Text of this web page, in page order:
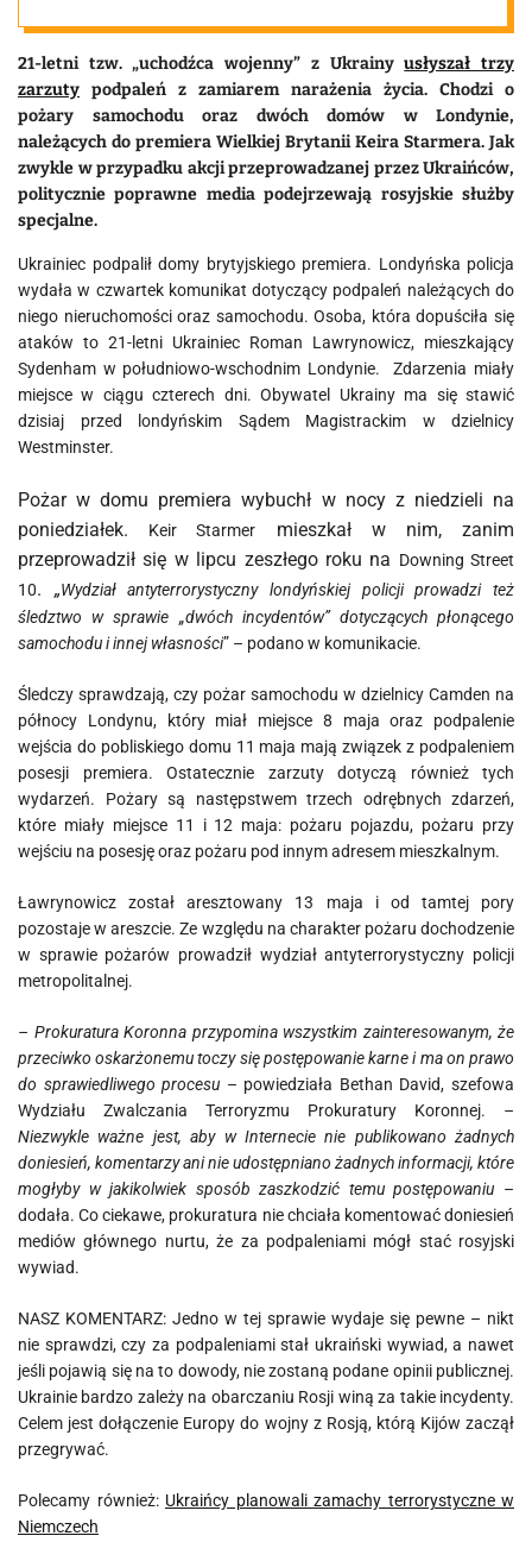
21-letni tzw. „uchodźca wojenny” z Ukrainyusłyszał trzy
zarzuty podpaleń z zamiarem narażenia życia. Chodzi o
pożary samochodu oraz dwóch domów w Londynie,
należących do premiera Wielkiej Brytanii Keira Starmera. Jak
zwykle w przypadku akcji przeprowadzanej przez Ukraińców,
politycznie poprawne media podejrzewają rosyjskie służby
specjalne.
Ukrainiec podpalił domy brytyjskiego premiera. Londyńska policja
wydała w czwartek komunikat dotyczący podpaleń należących do
niego nieruchomości oraz samochodu. Osoba, która dopuściła się
ataków to 21-letni Ukrainiec Roman Lawrynowicz, mieszkający
Sydenham w południowo-wschodnim Londynie. Zdarzenia miały
miejsce w ciągu czterech dni. Obywatel Ukrainy ma się stawić
dzisiaj przed londyńskim Sądem Magistrackim w dzielnicy
Westminster.
Pożar w domu premiera wybuchł w nocy z niedzieli na
poniedziałek.
Keir Starmer
mieszkał w nim, zanim
przeprowadził się w lipcu zeszłego roku na Downing Street
10. „Wydział antyterrorystyczny londyńskiej policji prowadzi też
śledztwo w sprawie „dwóch incydentów” dotyczących płonącego
samochodu i innej własności” – podano w komunikacie.
Śledczy sprawdzają, czy pożar samochodu w dzielnicy Camden na
północy Londynu, który miał miejsce 8 maja oraz podpalenie
wejścia do pobliskiego domu 11 maja mają związek z podpaleniem
posesji premiera. Ostatecznie zarzuty dotyczą również tych
wydarzeń. Pożary są następstwem trzech odrębnych zdarzeń,
które miały miejsce 11 i 12 maja: pożaru pojazdu, pożaru przy
wejściu na posesję oraz pożaru pod innym adresem mieszkalnym.
Ławrynowicz został aresztowany 13 maja i od tamtej pory
pozostaje w areszcie. Ze względu na charakter pożaru dochodzenie
w sprawie pożarów prowadził wydział antyterrorystyczny policji
metropolitalnej.
– Prokuratura Koronna przypomina wszystkim zainteresowanym, że
przeciwko oskarżonemu toczy się postępowanie karne i ma on prawo
do sprawiedliwego procesu – powiedziała Bethan David, szefowa
Wydziału Zwalczania Terroryzmu Prokuratury Koronnej. –
Niezwykle ważne jest, aby w Internecie nie publikowano żadnych
doniesień, komentarzy ani nie udostępniano żadnych informacji, które
mogłyby w jakikolwiek sposób zaszkodzić temu postępowaniu –
dodała. Co ciekawe, prokuratura nie chciała komentować doniesień
mediów głównego nurtu, że za podpaleniami mógł stać rosyjski
wywiad.
NASZ KOMENTARZ: Jedno w tej sprawie wydaje się pewne – nikt
nie sprawdzi, czy za podpaleniami stał ukraiński wywiad, a nawet
jeśli pojawią się na to dowody, nie zostaną podane opinii publicznej.
Ukrainie bardzo zależy na obarczaniu Rosji winą za takie incydenty.
Celem jest dołączenie Europy do wojny z Rosją, którą Kijów zaczął
przegrywać.
Polecamy również: Ukraińcy planowali zamachy terrorystyczne w
Niemczech